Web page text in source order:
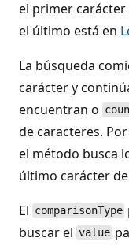
el primer carácter
el último está en
La búsqueda
carácter y
encuentran o
de caracteres.
el método busca
último carácter
El comparisonType
buscar el value